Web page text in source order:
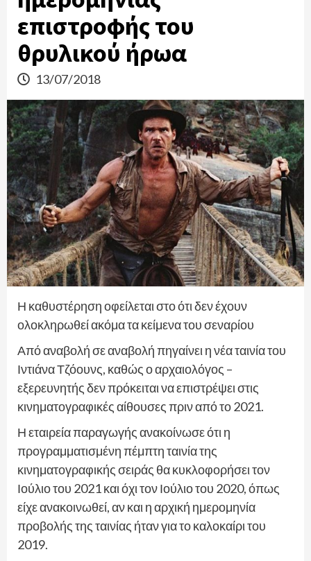
επιστροφής του
θρυλικού ήρωα
13/07/2018
Η καθυστέρηση οφείλεται στο ότι δεν έχουν
ολοκληρωθεί ακόμα τα κείμενα του σεναρίου
Από αναβολή σε αναβολή πηγαίνει η νέα ταινία του
Ιντιάνα Τζόουνς, καθώς ο αρχαιολόγος –
εξερευνητής δεν πρόκειται να επιστρέψει στις
κινηματογραφικές αίθουσες πριν από το 2021.
Η εταιρεία παραγωγής ανακοίνωσε ότι η
προγραμματισμένη πέμπτη ταινία της
κινηματογραφικής σειράς θα κυκλοφορήσει τον
Ιούλιο του 2021 και όχι τον Ιούλιο του 2020, όπως
είχε ανακοινωθεί, αν και η αρχική ημερομηνία
προβολής της ταινίας ήταν για το καλοκαίρι του
2019.